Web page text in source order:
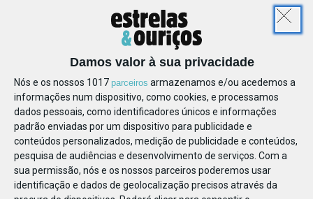
Damos valor à sua privacidade
Nós e os nossos 1017 parceiros armazenamos e/ou acedemos a
informações num dispositivo, como cookies, e processamos
dados pessoais, como identificadores únicos e informações
padrão enviadas por um dispositivo para publicidade e
conteúdos personalizados, medição de publicidade e conteúdos,
pesquisa de audiências e desenvolvimento de serviços. Com a
sua permissão, nós e os nossos parceiros poderemos usar
identificação e dados de geolocalização precisos através da